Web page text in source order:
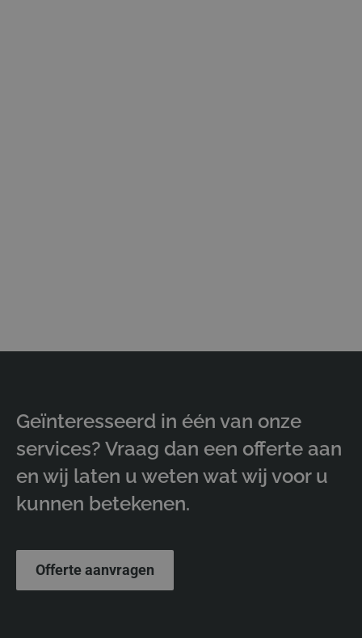
Geïnteresseerd in één van onze
services? Vraag dan een offerte aan
en wij laten u weten wat wij voor u
kunnen betekenen.
Offerte aanvragen